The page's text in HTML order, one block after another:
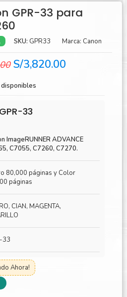
GPR-33 para
SKU: GPR33 Marca: Canon
El
original
S/3,870.00.
S/3,820.00
disponibles
33
ImageRUNNER ADVANCE
C7055, C7260, C7270.
80,000 páginas y Color
páginas
CIAN, MAGENTA,
33
Ahora!